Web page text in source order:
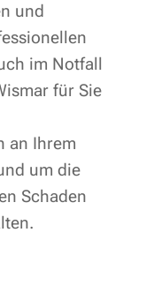
und
im Notfall
für Sie
an Ihrem
um die
Schaden